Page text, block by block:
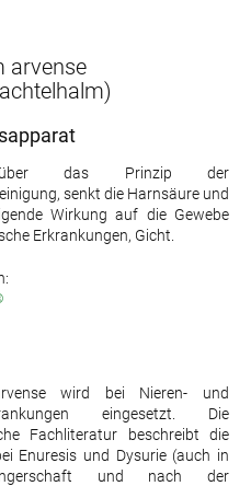
arvense
das Prinzip der
senkt die Harnsäure und
Wirkung auf die Gewebe
Erkrankungen, Gicht.
wird bei Nieren- und
eingesetzt. Die
Fachliteratur beschreibt die
Enuresis und Dysurie (auch in
und nach der